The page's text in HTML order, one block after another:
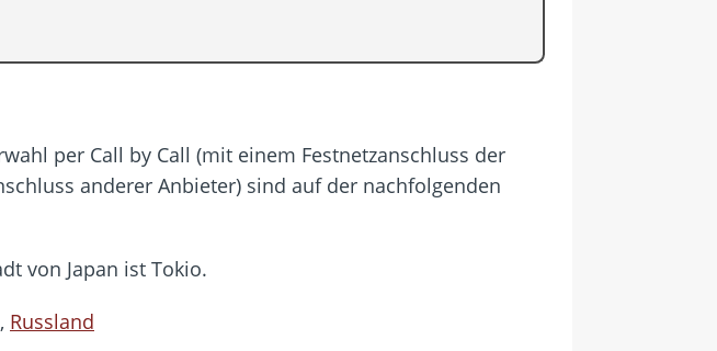
per Call by Call (mit einem Festnetzanschluss der
anderer Anbieter) sind auf der nachfolgenden
von Japan ist Tokio.
, Russland